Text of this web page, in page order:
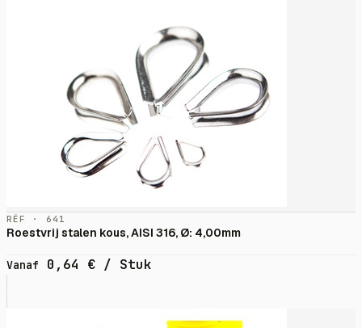
RÉF · 641
Roestvrij stalen kous, AISI 316, Ø: 4,00mm
Vanaf 0,64 € / Stuk